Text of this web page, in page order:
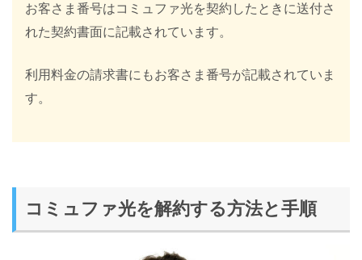
お客さま番号はコミュファ光を契約したときに送付さ
れた契約書面に記載されています。
利用料金の請求書にもお客さま番号が記載されていま
す。
コミュファ光を解約する方法と手順